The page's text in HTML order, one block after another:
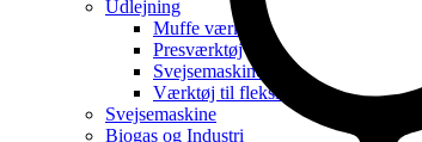
Udlejning
Muffe værktøj
Presværktøj
Svejsemaskine
Værktøj til fleksibel rør
Svejsemaskine
Biogas og Industri